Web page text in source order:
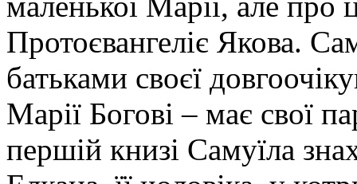
Протоєвангеліє Якова.
батьками своєї
Марії Богові – має свої
першій книзі Самуїла